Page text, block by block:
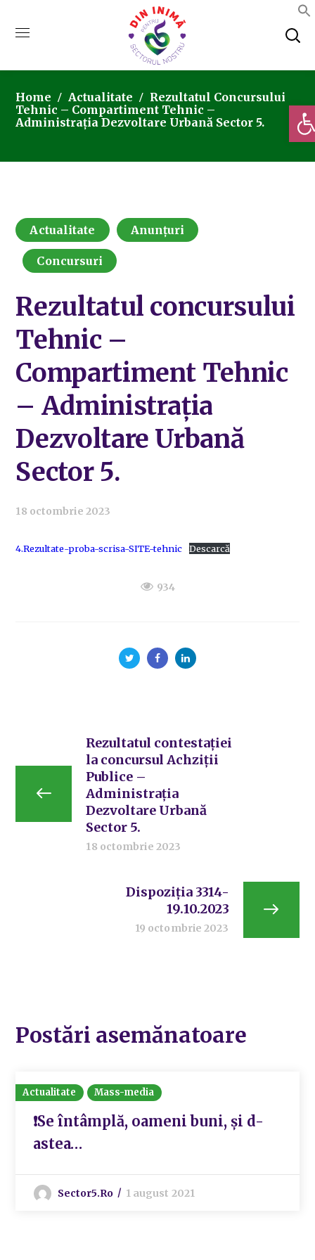
Home Actualitate
Rezultatul Concursului
Tehnic – Compartiment Tehnic –
Administrația Dezvoltare Urbană Sector 5.
Actualitate Anunțuri
Concursuri
Rezultatul concursului
Tehnic –
Compartiment Tehnic
– Administrația
Dezvoltare Urbană
Sector 5.
18 octombrie 2023
4.Rezultate-proba-scrisa-SITE-tehnic Descarcă
934
Rezultatul contestației
la concursul Achziții
Publice –
Administrația
Dezvoltare Urbană
Sector 5.
18 octombrie 2023
Dispoziția 3314-
19.10.2023
19 octombrie 2023
Postări asemănatoare
Actualitate Mass-media
❗Se întâmplă, oameni buni, și d-
astea…
Sector5.ro 1 august 2021